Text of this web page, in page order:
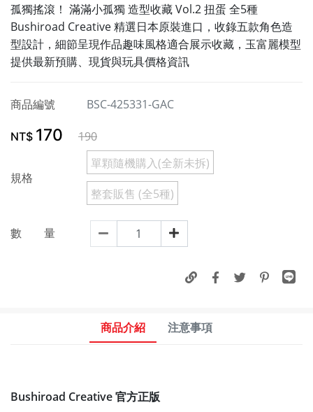
孤獨搖滾！ 滿滿小孤獨 造型收藏 Vol.2 扭蛋 全5種
Bushiroad Creative 精選日本原裝進口，收錄五款角色造
型設計，細節呈現作品趣味風格適合展示收藏，玉富麗模型
提供最新預購、現貨與玩具價格資訊
商品編號 BSC-425331-GAC
NT$ 170 190
規格
單顆隨機購入(全新未拆)
整套販售 (全5種)
數 量
商品介紹 注意事項
Bushiroad Creative 官方正版